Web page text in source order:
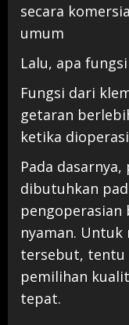
secara
umum
Lalu, apa
Fungsi dari
getaran
ketika
Pada dasarnya,
dibutuhkan
pengoperasian
nyaman. Untuk
tersebut, tentu
pemilihan
tepat.